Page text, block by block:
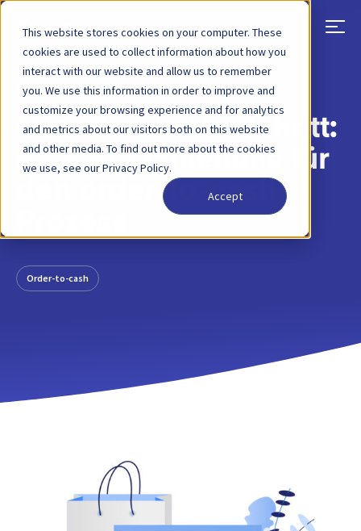
This website stores cookies on your computer. These
cookies are used to collect information about how you
interact with our website and allow us to remember
you. We use this information in order to improve and
customize your browsing experience and for analytics
and metrics about our visitors both on this website
and other media. To find out more about the cookies
we use, see our Privacy Policy.
Accept
ZURÜCK BLOG-BEITRAG 30 MÄR, 2022
O2C Schritt für Schritt:
Eine Kurzanleitung für
den order-to-cash
Order-to-cash